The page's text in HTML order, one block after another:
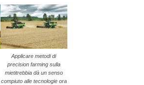
Applicare metodi di
precision farming sulla
mietitrebbia dà un senso
compiuto alle tecnologie ora